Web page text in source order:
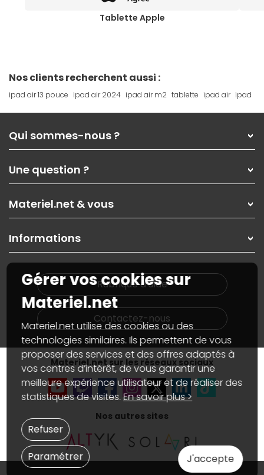
Tablette Apple
Nos clients recherchent aussi :
ipad air 13 pouce ipad air 2024 ipad air m2 tablette ipad air ipad
Qui sommes-nous ?
Nos services
Les magasins Materiel.net
Nos solutions pour les pros
Contactez-nous
Une question ?
Paiement, livraison
Garanties,Pack Zen
SAV, demander un retour
Informations
Materiel.net & vous
On rachète votre carte graphique
PC sur mesure : Votre RDV personnalisé
Notre démarche écologique
Materiel.net recrute
Notre programme d'affiliation
Partenariat & Sponsoring
Informations
Plan du site
Nos marques
Conditions générales de vente
Marketplace
Informations légales
Données personnellesetcookies
Gérer vos cookies
Accessibilité : non conforme
Rubrique d'aide
Contactez-nous
Materiel.net sur les réseaux sociaux
Nos autres sites
Gérer vos cookies sur
Materiel.net
Materiel.net utilise des cookies ou des
technologies similaires. Ils permettent de vous
proposer des services et des offres adaptés à
vos centres d’intérêt, de vous garantir une
meilleure expérience utilisateur et de réaliser des
statistiques de visites.En savoir plus >
J'accepte
Paramétrer
Refuser